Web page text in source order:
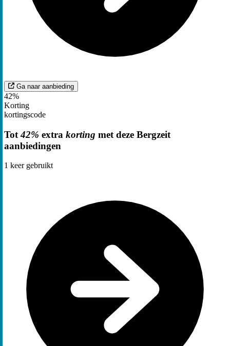
Ga naar aanbieding
42%
Korting
kortingscode
Tot42% extra korting met deze Bergzeit
aanbiedingen
1 keer gebruikt